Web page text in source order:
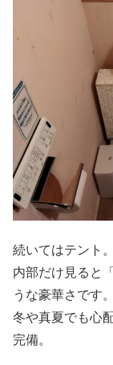
続いてはテント。
内部だけ見ると
うな豪華さです
冬や真夏でも心
完備。